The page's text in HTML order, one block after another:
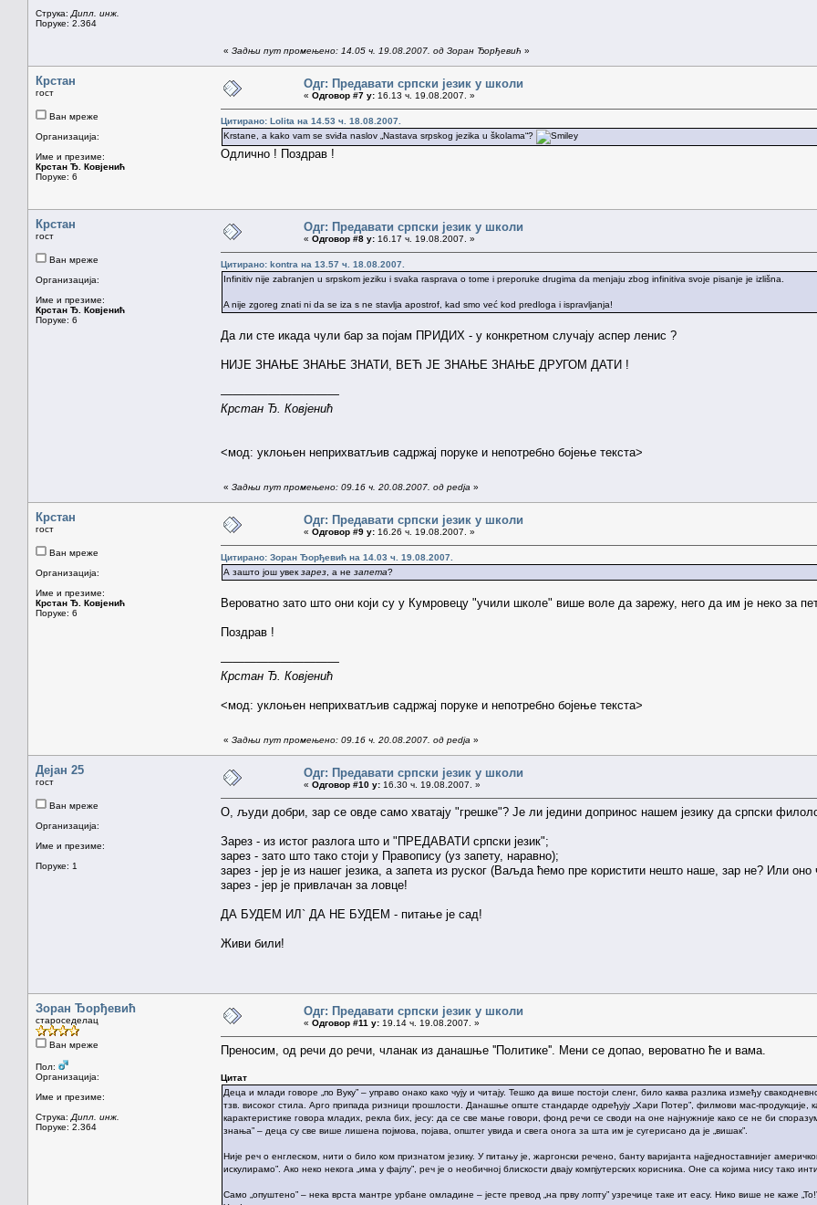
Струка: Дипл. инж.
Поруке: 2.364
« Задњи пут промењено: 14.05 ч. 19.08.2007. од Зоран Ђорђевић »
Крстан
гост
Ван мреже
Организација:
Име и презиме:
Крстан Ђ. Ковјенић
Поруке: 6
Одг: Предавати српски језик у школи
« Одговор #7 у: 16.13 ч. 19.08.2007. »
Цитирано: Lolita на 14.53 ч. 18.08.2007.
Krstane, a kako vam se sviđa naslov „Nastava srpskog jezika u školama“?
Одлично ! Поздрав !
Крстан
гост
Ван мреже
Организација:
Име и презиме:
Крстан Ђ. Ковјенић
Поруке: 6
Одг: Предавати српски језик у школи
« Одговор #8 у: 16.17 ч. 19.08.2007. »
Цитирано: kontra на 13.57 ч. 18.08.2007.
Infinitiv nije zabranjen u srpskom jeziku i svaka rasprava o tome i preporuke drugima da menjaju zbog infinitiva svoje pisanje je izlišna.
A nije zgoreg znati ni da se iza s ne stavlja apostrof, kad smo već kod predloga i ispravljanja!
Да ли сте икада чули бар за појам ПРИДИХ - у конкретном случају аспер ленис ?
НИЈЕ ЗНАЊЕ ЗНАЊЕ ЗНАТИ, ВЕЋ ЈЕ ЗНАЊЕ ЗНАЊЕ ДРУГОМ ДАТИ !
——————————
Крстан Ђ. Ковјенић
<мод: уклоњен неприхватљив садржај поруке и непотребно бојење текста>
« Задњи пут промењено: 09.16 ч. 20.08.2007. од pedja »
Крстан
гост
Ван мреже
Организација:
Име и презиме:
Крстан Ђ. Ковјенић
Поруке: 6
Одг: Предавати српски језик у школи
« Одговор #9 у: 16.26 ч. 19.08.2007. »
Цитирано: Зоран Ђорђевић на 14.03 ч. 19.08.2007.
А зашто још увек зарез , а не запета?
Вероватно зато што они који су у Кумровецу "учили школе" више воле да зарежу, него да им је неко за
Поздрав !
——————————
Крстан Ђ. Ковјенић
<мод: уклоњен неприхватљив садржај поруке и непотребно бојење текста>
« Задњи пут промењено: 09.16 ч. 20.08.2007. од pedja »
Дејан 25
гост
Ван мреже
Организација:
Име и презиме:
Поруке: 1
Одг: Предавати српски језик у школи
« Одговор #10 у: 16.30 ч. 19.08.2007. »
О, људи добри, зар се овде само хватају "грешке"? Је ли једини допринос нашем језику да српски
Зарез - из истог разлога што и "ПРЕДАВАТИ српски језик";
зарез - зато што тако стоји у Правопису (уз запету, наравно);
зарез - јер је из нашег језика, а запета из руског (Ваљда ћемо пре користити нешто наше, зар не? Или
зарез - јер је привлачан за ловце!
ДА БУДЕМ ИЛ` ДА НЕ БУДЕМ - питање је сад!
Живи били!
Зоран Ђорђевић
староседелац
Ван мреже
Пол:
Организација:
Име и презиме:
Струка: Дипл. инж.
Поруке: 2.364
Одг: Предавати српски језик у школи
« Одговор #11 у: 19.14 ч. 19.08.2007. »
Преносим, од речи до речи, чланак из данашње ''Политике''. Мени се допао, вероватно ће и вама.
Цитат
Деца и млади говоре „по Вуку” – управо онако како чују и читају. Тешко да више постоји сленг, било каква разлика између
тзв. високог стила. Арго припада ризници прошлости. Данашње опште стандарде одређују „Хари Потер”, филмови мас-продукције,
карактеристике говора младих, рекла бих, јесу: да се све мање говори, фонд речи се своди на оне најнужније како се не би
знања” – деца су све више лишена појмова, појава, општег увида и свега онога за шта им је сугерисано да је „вишак”.
Није реч о енглеском, нити о било ком признатом језику. У питању је, жаргонски речено, банту варијанта најједноставнијег
искулирамо”. Ако неко некога „има у фајлу”, реч је о необичној блискости двају компјутерских корисника. Оне са којима нису тако
Само „опуштено” – нека врста мантре урбане омладине – јесте превод „на прву лопту” узречице таке ит еасy. Нико више не каже